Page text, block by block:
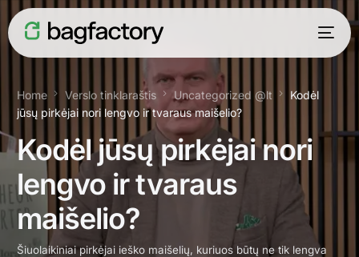
Home Verslo tinklaraštis Uncategorized @lt
Kodėl
jūsų pirkėjai nori lengvo ir tvaraus maišelio?
Kodėl jūsų pirkėjai nori
lengvo ir tvaraus
maišelio?
Šiuolaikiniai pirkėjai ieško maišelių, kuriuos būtų ne tik lengva